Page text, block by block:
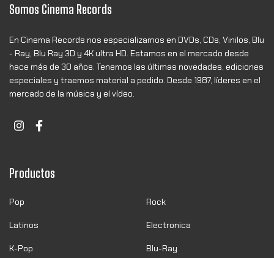
Somos Cinema Records
En Cinema Records nos especializamos en DVDs, CDs, Vinilos, Blu
- Ray, Blu Ray 3D y 4K ultra HD. Estamos en el mercado desde
hace más de 30 años. Tenemos las últimas novedades, ediciones
especiales y traemos material a pedido. Desde 1987, líderes en el
mercado de la música y el vídeo.
Productos
Pop Rock
Latinos Electronica
K-Pop Blu-Ray